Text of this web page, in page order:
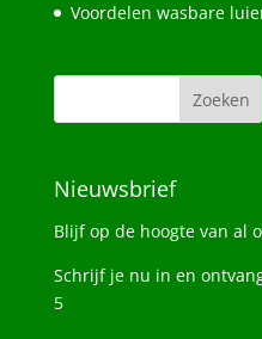
Voordelen wasbare
Nieuwsbrief
Blijf op de hoogte van al
Schrijf je nu in en
5